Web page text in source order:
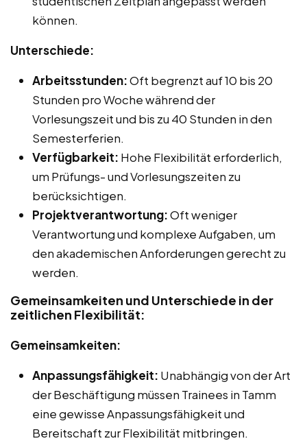
können.
Unterschiede:
Arbeitsstunden:Oft begrenzt auf 10 bis 20
Stunden pro Woche während der
Vorlesungszeit und bis zu 40 Stunden in den
Semesterferien.
Verfügbarkeit: Hohe Flexibilität erforderlich,
um Prüfungs- und Vorlesungszeiten zu
berücksichtigen.
Projektverantwortung:Oft weniger
Verantwortung und komplexe Aufgaben, um
den akademischen Anforderungen gerecht zu
werden.
Gemeinsamkeiten und Unterschiede in der
zeitlichen Flexibilität:
Gemeinsamkeiten:
Anpassungsfähigkeit: Unabhängig von der Art
der Beschäftigung müssen Trainees in Tamm
eine gewisse Anpassungsfähigkeit und
Bereitschaft zur Flexibilität mitbringen.